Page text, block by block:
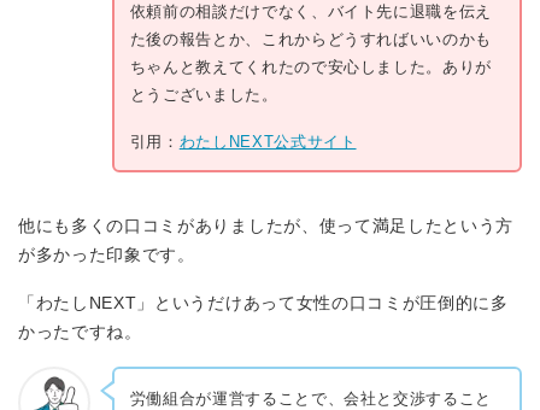
依頼前の相談だけでなく、バイト先に退職を伝え
た後の報告とか、これからどうすればいいのかも
ちゃんと教えてくれたので安心しました。ありが
とうございました。
引用： わたしNEXT公式サイト
他にも多くの口コミがありましたが、使って満足したという方
が多かった印象です。
「わたしNEXT」というだけあって女性の口コミが圧倒的に多
かったですね。
労働組合が運営することで、会社と交渉すること